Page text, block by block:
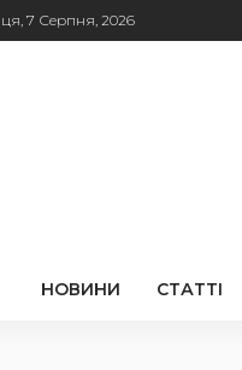
7 Серпня, 2026
НОВИНИ СТАТТІ